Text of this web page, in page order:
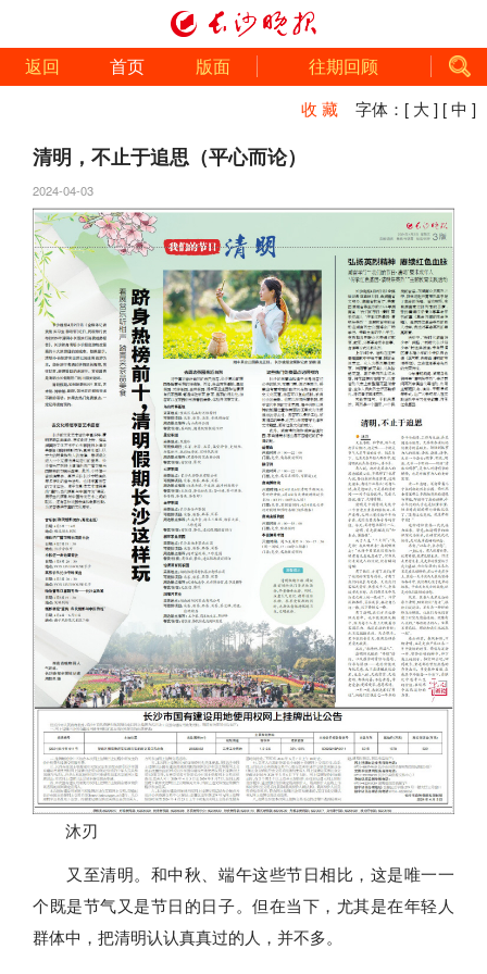
返回 首页 版面 往期回顾
收 藏 字体： [ 大 ] [ 中 ]
清明，不止于追思（平心而论）
2024-04-03
沐刃
又至清明。和中秋、端午这些节日相比，这是唯一一
个既是节气又是节日的日子。但在当下，尤其是在年轻人
群体中，把清明认认真真过的人，并不多。